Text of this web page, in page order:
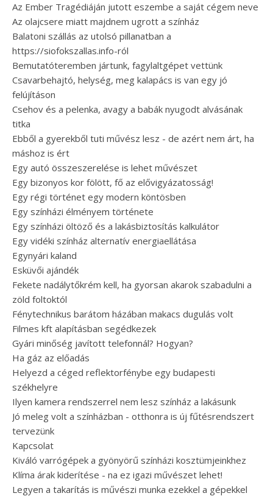
Az Ember Tragédiáján jutott eszembe a saját cégem neve
Az olajcsere miatt majdnem ugrott a színház
Balatoni szállás az utolsó pillanatban a
https://siofokszallas.info-ról
Bemutatóteremben jártunk, fagylaltgépet vettünk
Csavarbehajtó, helység, meg kalapács is van egy jó
felújításon
Csehov és a pelenka, avagy a babák nyugodt alvásának
titka
Ebből a gyerekből tuti művész lesz - de azért nem árt, ha
máshoz is ért
Egy autó összeszerelése is lehet művészet
Egy bizonyos kor fölött, fő az elővigyázatosság!
Egy régi történet egy modern köntösben
Egy színházi élményem története
Egy színházi öltöző és a lakásbiztosítás kalkulátor
Egy vidéki színház alternatív energiaellátása
Egynyári kaland
Esküvői ajándék
Fekete nadálytőkrém kell, ha gyorsan akarok szabadulni a
zöld foltoktól
Fénytechnikus barátom házában makacs dugulás volt
Filmes kft alapításban segédkezek
Gyári minőség javított telefonnál? Hogyan?
Ha gáz az előadás
Helyezd a céged reflektorfénybe egy budapesti
székhelyre
Ilyen kamera rendszerrel nem lesz színház a lakásunk
Jó meleg volt a színházban - otthonra is új fűtésrendszert
tervezünk
Kapcsolat
Kiváló varrógépek a gyönyörű színházi kosztümjeinkhez
Klíma árak kiderítése - na ez igazi művészet lehet!
Legyen a takarítás is művészi munka ezekkel a gépekkel